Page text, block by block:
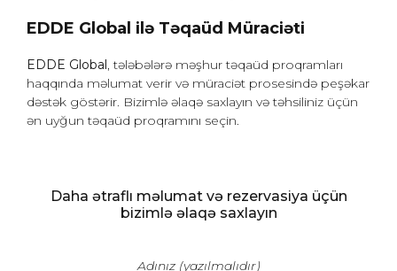
EDDE Global ilə Təqaüd Müraciəti
EDDE Global, tələbələrə məşhur təqaüd proqramları
haqqında məlumat verir və müraciət prosesində peşəkar
dəstək göstərir. Bizimlə əlaqə saxlayın və təhsiliniz üçün
ən uyğun təqaüd proqramını seçin.
Daha ətraflı məlumat və rezervasiya üçün
bizimlə əlaqə saxlayın